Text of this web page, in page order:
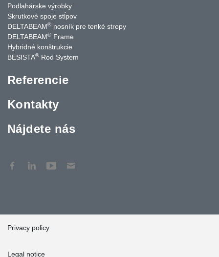
Podlahárske výrobky
Skrutkové spoje stĺpov
DELTABEAM® nosník pre tenké stropy
DELTABEAM® Frame
Hybridné konštrukcie
BESISTA® Rod System
Referencie
Kontakty
Nájdete nás
Privacy policy
Legal notice